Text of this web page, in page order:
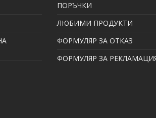
ПОРЪЧКИ
ЛЮБИМИ ПРОДУКТИ
ФОРМУЛЯР ЗА ОТКАЗ
ФОРМУЛЯР ЗА